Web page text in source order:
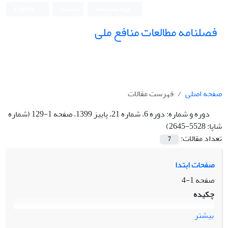
فصلنامه مطالعات منافع ملی
صفحه اصلی
فهرست مقالات
دوره و شماره:
دوره 6، شماره 21، پاییز 1399، صفحه 1-129 (شماره
شاپا: 5528-2645)
تعداد مقالات:
7
صفحات ابتدا
صفحه1-4
چکیده
بیشتر